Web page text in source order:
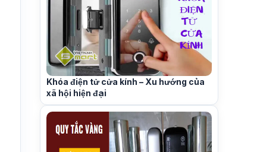
Khóa điện tử cửa kính – Xu hướng của
xã hội hiện đại